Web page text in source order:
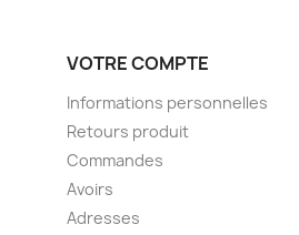
VOTRE COMPTE
Informations personnelles
Retours produit
Commandes
Avoirs
Adresses